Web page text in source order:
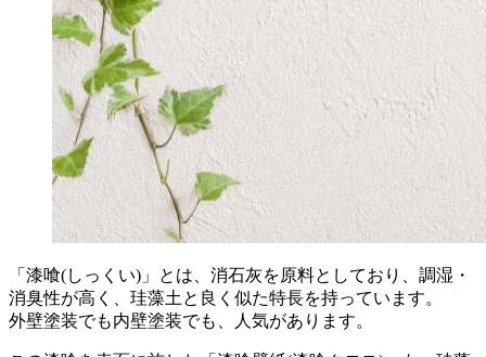
「漆喰(しっくい)」とは、消石灰を原料としており、調湿・
消臭性が高く、珪藻土と良く似た特長を持っています。
外壁塗装でも内壁塗装でも、人気があります。